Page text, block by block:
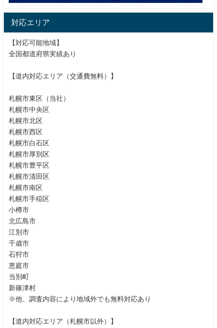
対応エリア
【対応可能地域】
全国都道府県実績あり
【道内対応エリア（交通費無料）】
札幌市東区（当社）
札幌市中央区
札幌市北区
札幌市西区
札幌市白石区
札幌市厚別区
札幌市豊平区
札幌市清田区
札幌市南区
札幌市手稲区
小樽市
北広島市
江別市
千歳市
石狩市
恵庭市
当別町
新篠津村
※他、調査内容により地域外でも無料対応あり
【道内対応エリア（札幌市以外）】